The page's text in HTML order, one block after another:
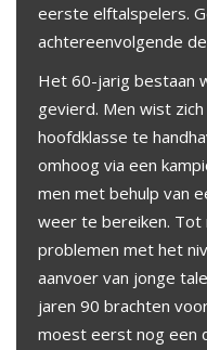
eerste elftalspelers.
achtereenvolgende
Het 60-jarig bestaan
gevierd. Men wist
hoofdklasse te
omhoog via een
men met behulp van
weer te bereiken. Tot
problemen met het
aanvoer van jonge
jaren 90 brachten
moest eerst nog een